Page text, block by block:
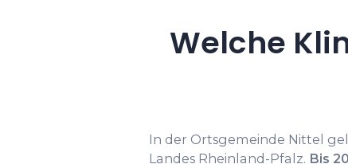
Welche
In der Ortsgemeinde Nittel
Landes Rheinland-Pfalz. Bis